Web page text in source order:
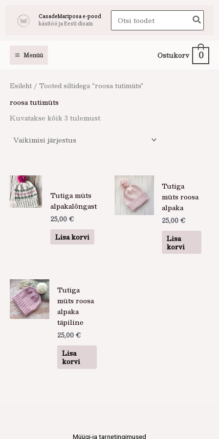
CasadeMariposa e-pood
käsitöö ja Eesti disain
Search
for:
Menüü Ostukorv 0
Esileht / Tooted siltidega “roosa tutimüts”
roosa tutimüts
Kuvatakse kõik 3 tulemust
Tutiga müts
alpakalõngast
25,00 €
Lisa korvi
Tutiga
müts roosa
alpaka
25,00 €
Lisa
korvi
Tutiga
müts roosa
alpaka
täpiline
25,00 €
Lisa
korvi
Müügi-ja tarnetingimused